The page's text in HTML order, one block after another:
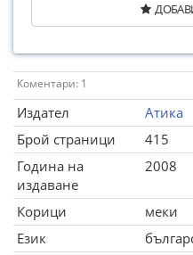
Коментари: 1
Издател
Атика
Брой страници
415
Година на
издаване
2008
Корици
меки
Език